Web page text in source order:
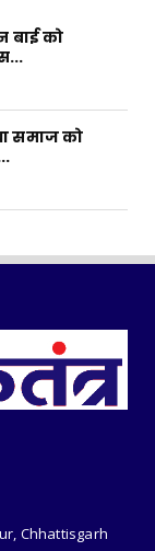
डेयरी
के लिए
समय पर
बाई को
समाज को
Chhattisgarh